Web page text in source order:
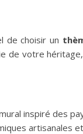
de choisir un
de votre
inspiré des
artisanales